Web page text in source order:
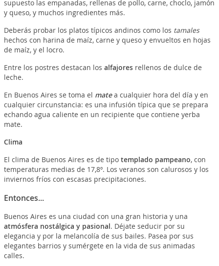
supuesto las empanadas, rellenas de pollo, carne, choclo, jamón
y queso, y muchos ingredientes más.
Deberás probar los platos típicos andinos como los tamales
hechos con harina de maíz, carne y queso y envueltos en hojas
de maíz, y el locro.
Entre los postres destacan los alfajores rellenos de dulce de
leche.
En Buenos Aires se toma el matea cualquier hora del día y en
cualquier circunstancia: es una infusión típica que se prepara
echando agua caliente en un recipiente que contiene yerba
mate.
Clima
El clima de Buenos Aires es de tipo templado pampeano, con
temperaturas medias de 17,8º. Los veranos son calurosos y los
inviernos fríos con escasas precipitaciones.
Entonces...
Buenos Aires es una ciudad con una gran historia y una
atmósfera nostálgica y pasional. Déjate seducir por su
elegancia y por la melancolía de sus bailes. Pasea por sus
elegantes barrios y sumérgete en la vida de sus animadas
calles.